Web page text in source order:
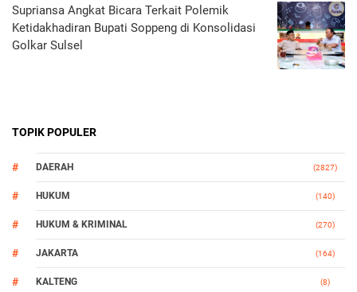
Supriansa Angkat Bicara Terkait Polemik
Ketidakhadiran Bupati Soppeng di Konsolidasi
Golkar Sulsel
TOPIK POPULER
DAERAH (2827)
HUKUM (140)
HUKUM & KRIMINAL (270)
JAKARTA (164)
KALTENG (8)